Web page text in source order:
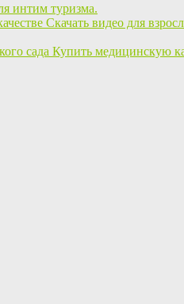
интим туризма.
Скачать видео для
Купить медицинскую